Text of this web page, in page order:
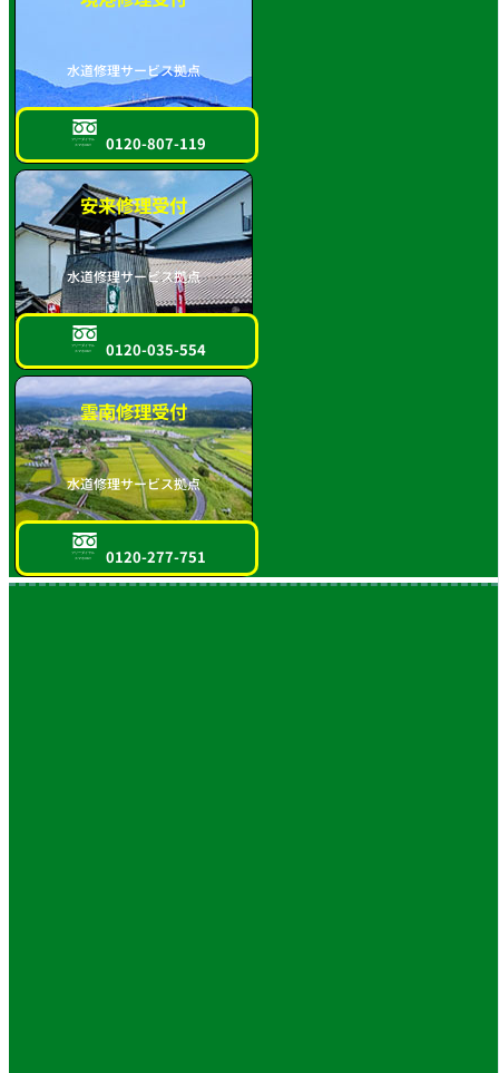
水道修理サービス拠点
フリーダイヤル
スマホOK!! 0120-807-119
安来修理受付
水道修理サービス拠点
フリーダイヤル
スマホOK!! 0120-035-554
雲南修理受付
水道修理サービス拠点
フリーダイヤル
スマホOK!! 0120-277-751